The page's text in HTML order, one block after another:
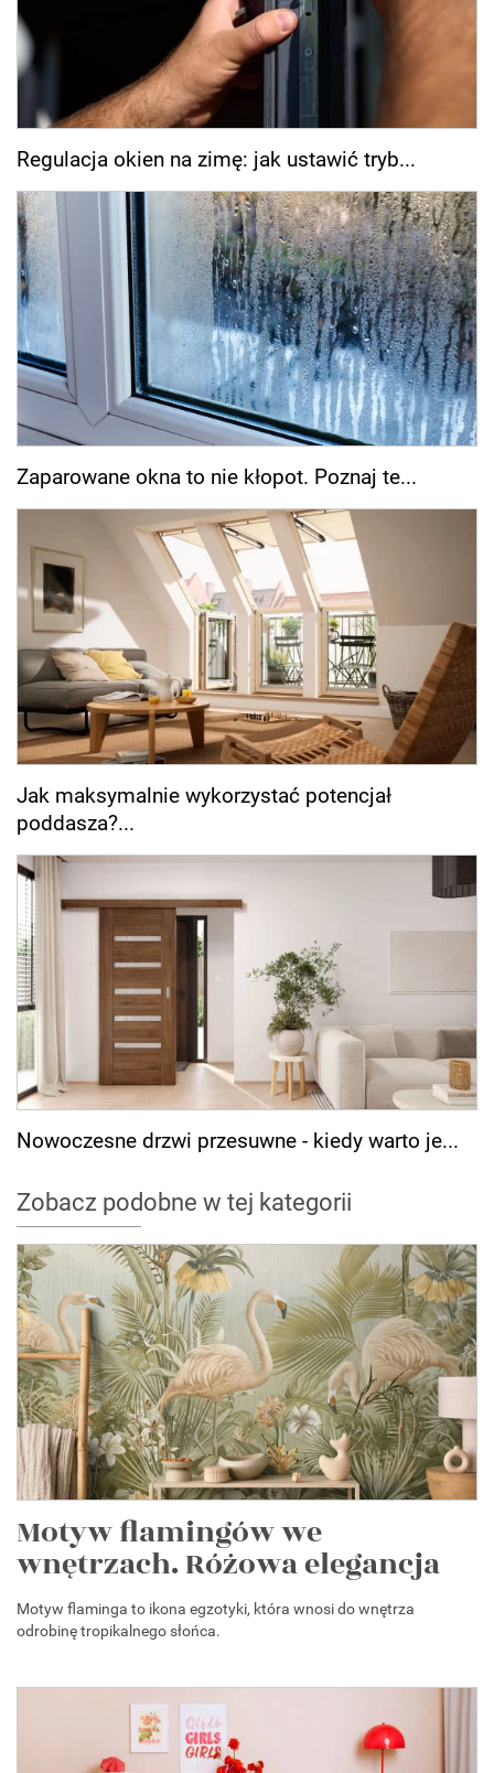
Regulacja okien na zimę: jak ustawić tryb...
Zaparowane okna to nie kłopot. Poznaj te...
Jak maksymalnie wykorzystać potencjał
poddasza?...
Nowoczesne drzwi przesuwne - kiedy warto je...
Zobacz podobne w tej kategorii
Motyw flamingów we
wnętrzach. Różowa elegancja
Motyw flaminga to ikona egzotyki, która wnosi do wnętrza
odrobinę tropikalnego słońca.